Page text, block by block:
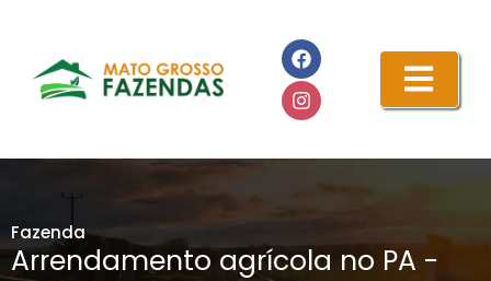
Fazenda
Arrendamento agrícola no PA -